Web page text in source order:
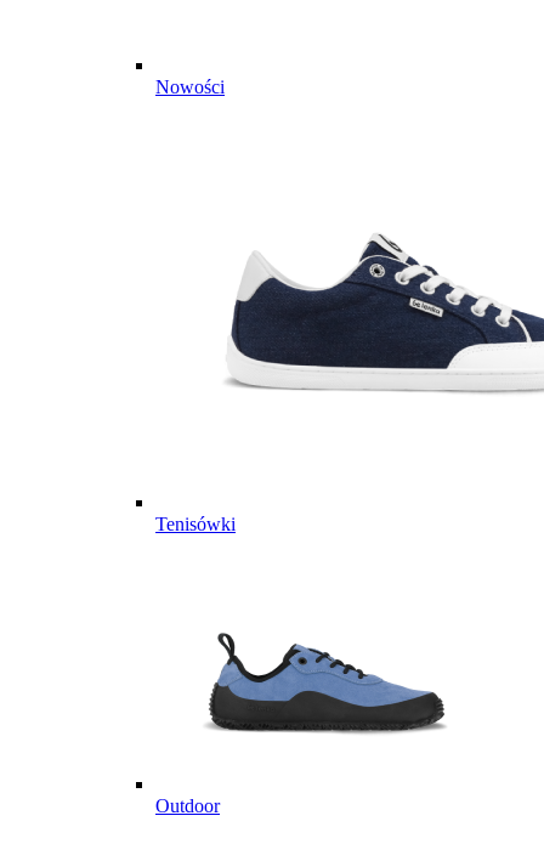
Nowości
Tenisówki
Outdoor